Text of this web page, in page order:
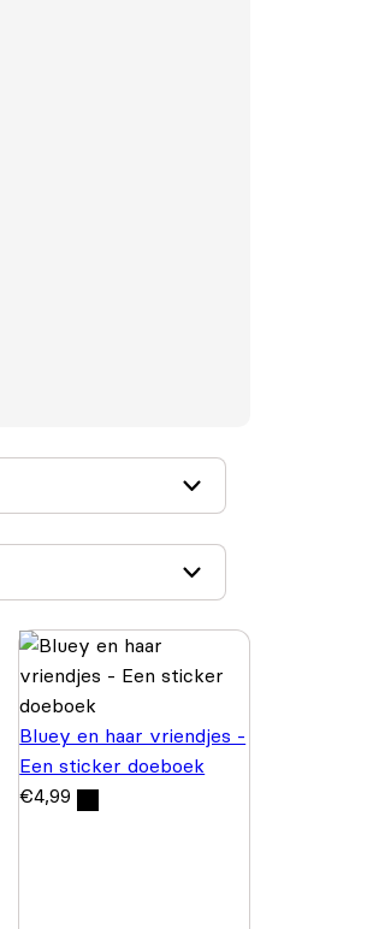
Bluey en haar vriendjes -
Een sticker doeboek
€4,99